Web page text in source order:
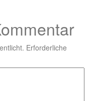
Erforderliche